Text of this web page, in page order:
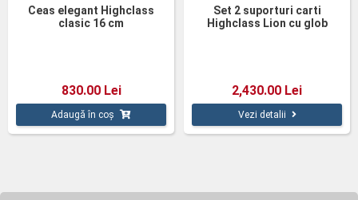
Ceas elegant Highclass
clasic 16 cm
830.00 Lei
Adaugă în coș
Set 2 suporturi carti
Highclass Lion cu glob
2,430.00 Lei
Vezi detalii